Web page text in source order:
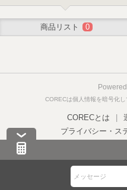
商品リスト 0
メッセージ
CORECは個人情報を暗号化
CORECとは
プライバシー・ス